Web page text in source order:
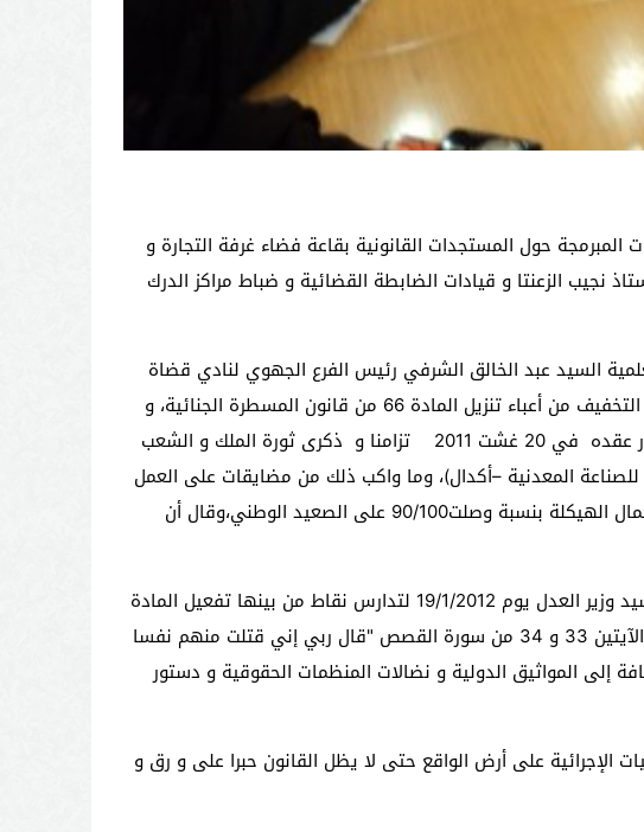
حول المستجدات القانونية بقاعة فضاء غرفة التجارة و
نجيب الزعنتا و قيادات الضابطة القضائية و ضباط مراكز الدرك
السيد عبد الخالق الشرفي رئيس الفرع الجهوي لنادي قضاة
المغرب إلى اقتراح تحويل الندوة إلى و رشة علمية عملية،تخرج بتوصيات يحملها المشاركون كزاد يعينهم على التخفيف من أعباء تنزيل المادة 66 من قانون المسطرة الجنائية، و
كان السيد الشرفي قد سرد في كلمته الافتتاحية ظروف تأسيس نادي قضاه المغرب، و تحدث عن رمزية اختيار عقده في 20 غشت 2011 تزامنا و ذكرى ثورة الملك و الشعب
المعدنية –أكدال)، وما واكب ذلك من مضايقات على العمل
الجهوي،مذكرا بالإنجازات التي حققها النادي في ظرف وجيز تجلت في تأسيس أغلب المكاتب الجهوية و استكمال الهيكلة بنسبة وصلت90/100 على الصعيد الوطني،وقال أن
من جهته ألمح الأستاذ عبد الوهاب مطيش نقيب هيأة المحلمين بتازة في كلمته الافتتاحية إلى لقائه مع السيد وزير العدل يوم 19/1/2012 لتدارس نقاط من بينها تفعيل المادة
66 من قانون المسطرة الجنائية و الحقوق المتضمنة فيه و المستمدة من عدة مصادر أولها قوله تعالى في الآيتين 33 و 34 من سورة القصص "قال ربي إني قتلت منهم نفسا
المواثيق الدولية و نضالات المنظمات الحقوقية و دستور
الإجرائية على أرض الواقع حتى لا يظل القانون حبرا على و رق و